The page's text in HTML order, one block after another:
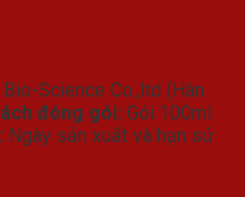
Science Co.,ltd (Hàn
đóng gói: Gói 100ml
Ngày sản xuất và hạn sử